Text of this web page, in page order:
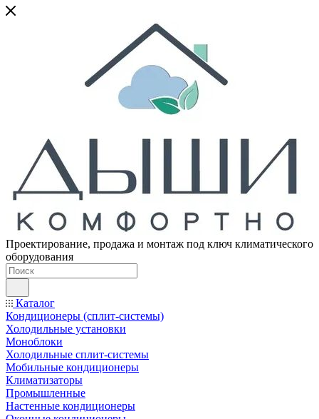
Проектирование, продажа и монтаж под ключ климатического
оборудования
Каталог
Кондиционеры (сплит-системы)
Холодильные установки
Моноблоки
Холодильные сплит-системы
Мобильные кондиционеры
Климатизаторы
Промышленные
Настенные кондиционеры